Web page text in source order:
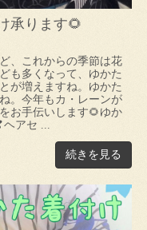
承ります🌻
、これからの季節は花
も多くなって、ゆかた
が増えますね。ゆかた
。今年もカ・レーンが
お手伝いします🌻ゆか
アセ ...
続きを見る